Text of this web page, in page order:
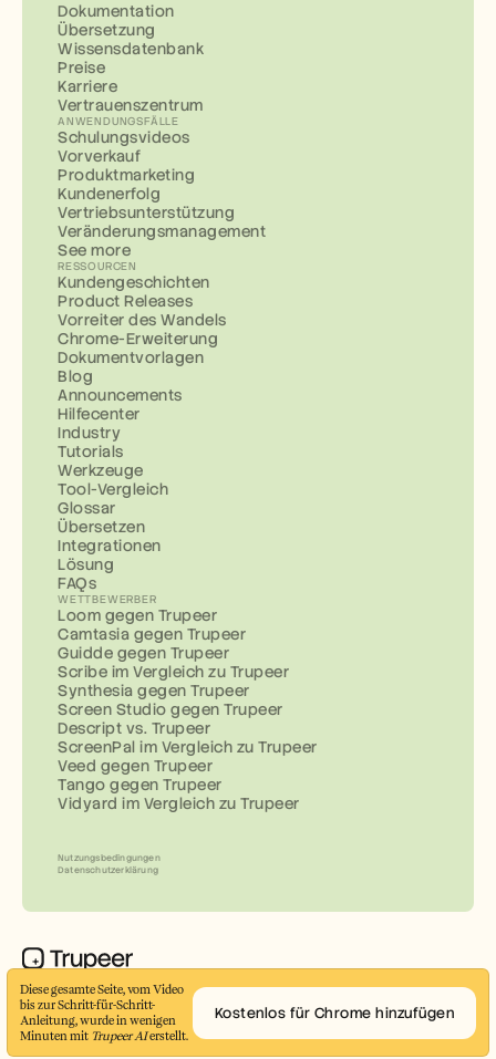
Erstellen Sie in wenigen Minuten professionelle
Demo-Videos und Dokumente
© 2026 Trupeer Inc.
Dokumentation
Übersetzung
Wissensdatenbank
Preise
Karriere
Vertrauenszentrum
ANWENDUNGSFÄLLE
Schulungsvideos
Vorverkauf
Produktmarketing
Kundenerfolg
Vertriebsunterstützung
Veränderungsmanagement
See more
RESSOURCEN
Kundengeschichten
Product Releases
Vorreiter des Wandels
Chrome-Erweiterung
Dokumentvorlagen
Blog
Announcements
Hilfecenter
Industry
Tutorials
Werkzeuge
Tool-Vergleich
Glossar
Übersetzen
Integrationen
Lösung
FAQs
WETTBEWERBER
Loom gegen Trupeer
Camtasia gegen Trupeer
Guidde gegen Trupeer
Scribe im Vergleich zu Trupeer
Synthesia gegen Trupeer
Screen Studio gegen Trupeer
Descript vs. Trupeer
ScreenPal im Vergleich zu Trupeer
Veed gegen Trupeer
Tango gegen Trupeer
Vidyard im Vergleich zu Trupeer
Nutzungsbedingungen
Datenschutzerklärung
Diese gesamte Seite, vom Video
bis zur Schritt-für-Schritt-
Anleitung, wurde in wenigen
Minuten mit Trupeer AI erstellt.
Kostenlos für Chrome hinzufügen